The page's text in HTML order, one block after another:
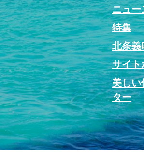
ニュー
特集
北条義
サイト
美しい
ター